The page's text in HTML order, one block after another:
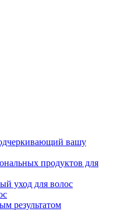
вашу
продуктов для
уход для волос
результатом